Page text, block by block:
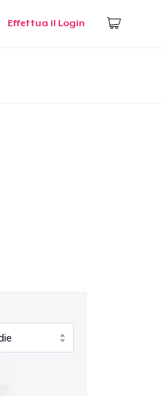
Effettua il Login